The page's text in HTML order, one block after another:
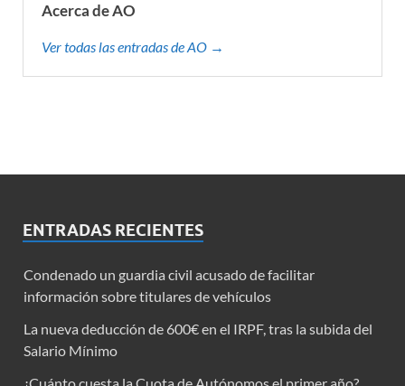
Acerca de AO
Ver todas las entradas de AO →
ENTRADAS RECIENTES
Condenado un guardia civil acusado de facilitar
información sobre titulares de vehículos
La nueva deducción de 600€ en el IRPF, tras la subida del
Salario Mínimo